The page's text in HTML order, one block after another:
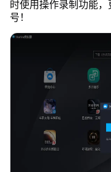
时使用操作录制功能
号！